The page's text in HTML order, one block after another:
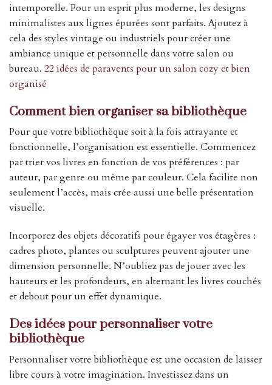
intemporelle. Pour un esprit plus moderne, les designs
minimalistes aux lignes épurées sont parfaits. Ajoutez à
cela des styles vintage ou industriels pour créer une
ambiance unique et personnelle dans votre salon ou
bureau. 22 idées de paravents pour un salon cozy et bien
organisé
Comment bien organiser sa bibliothèque
Pour que votre bibliothèque soit à la fois attrayante et
fonctionnelle, l’organisation est essentielle. Commencez
par trier vos livres en fonction de vos préférences : par
auteur, par genre ou même par couleur. Cela facilite non
seulement l’accès, mais crée aussi une belle présentation
visuelle.
Incorporez des objets décoratifs pour égayer vos étagères :
cadres photo, plantes ou sculptures peuvent ajouter une
dimension personnelle. N’oubliez pas de jouer avec les
hauteurs et les profondeurs, en alternant les livres couchés
et debout pour un effet dynamique.
Des idées pour personnaliser votre
bibliothèque
Personnaliser votre bibliothèque est une occasion de laisser
libre cours à votre imagination. Investissez dans un